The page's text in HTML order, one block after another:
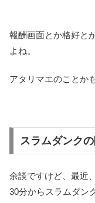
報酬画面とか格好と
よね。
アタリマエのことか
スラムダンク
余談ですけど、最近
30分からスラムダン